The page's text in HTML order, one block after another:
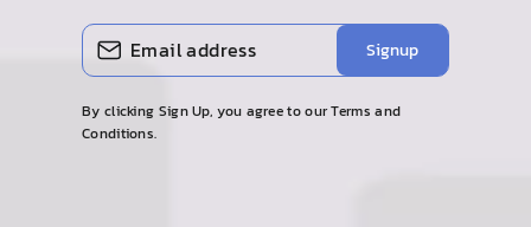
VOER
UW
E-
IN
ABONNEREN
Signup
By clicking Sign Up, you agree to our Terms and
Conditions.